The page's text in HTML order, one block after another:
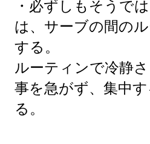
・必ずしもそうで
は、サーブの間の
する。
ルーティンで冷静
事を急がず、集中
る。